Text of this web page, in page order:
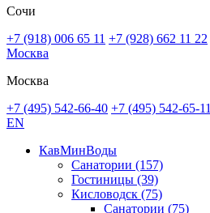
Сочи
+7 (918) 006 65 11 +7 (928) 662 11 22
Москва
Москва
+7 (495) 542-66-40 +7 (495) 542-65-11
EN
КавМинВоды
Санатории (157)
Гостиницы (39)
Кисловодск (75)
Санатории (75)